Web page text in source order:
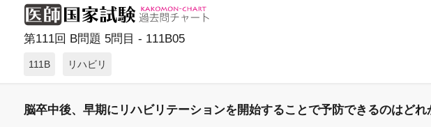
第111回 B問題 5問目 - 111B05
111B リハビリ
脳卒中後、早期にリハビリテーションを開始することで予防できるのはどれ